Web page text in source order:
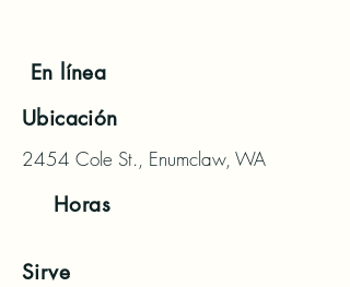
En línea
Ubicación
2454 Cole St., Enumclaw, WA
Horas
Sirve